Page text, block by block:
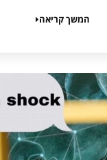
המשך קריאה